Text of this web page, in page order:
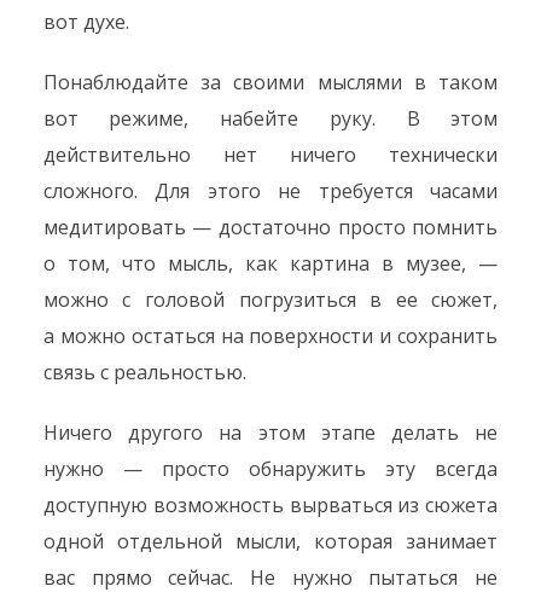
вот духе.
Понаблюдайте за своими мыслями в таком
вот режиме, набейте руку. В этом
действительно нет ничего технически
сложного. Для этого не требуется часами
медитировать — достаточно просто помнить
о том, что мысль, как картина в музее, —
можно с головой погрузиться в ее сюжет,
а можно остаться на поверхности и сохранить
связь с реальностью.
Ничего другого на этом этапе делать не
нужно — просто обнаружить эту всегда
доступную возможность вырваться из сюжета
одной отдельной мысли, которая занимает
вас прямо сейчас. Не нужно пытаться не